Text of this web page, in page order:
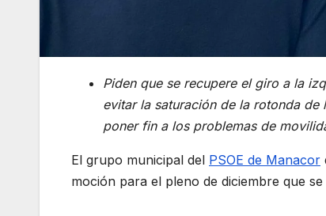
Piden que se recupere el giro a la
evitar la saturación de la rotonda de
poner fin a los problemas de
El grupo municipal del PSOE de Manacor
moción para el pleno de diciembre que